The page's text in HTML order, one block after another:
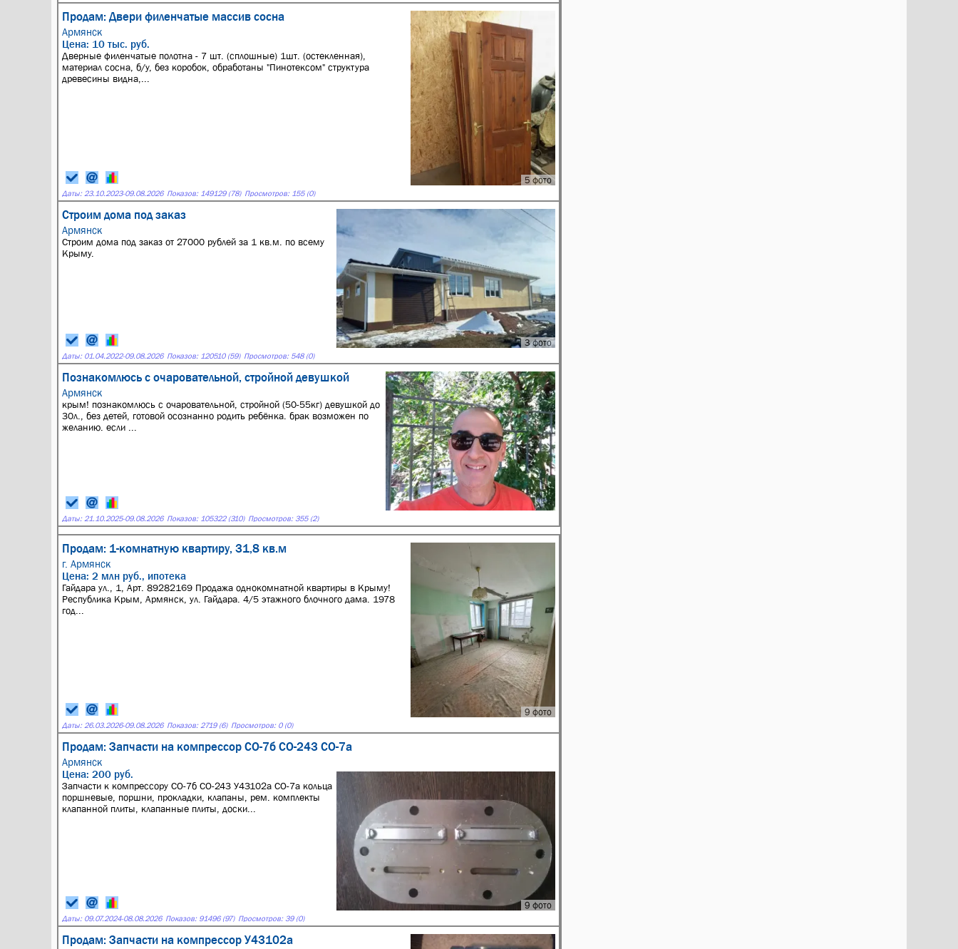
Продам: Двери филенчатые массив сосна
Армянск
5 фото
Цена: 10 тыс. руб.
Дверные филенчатые полотна - 7 шт. (сплошные) 1шт. (остекленная),
материал сосна, б/у, без коробок, обработаны "Пинотексом" структура
древесины видна,...
Даты: 23.10.2023-09.08.2026 Показов: 149129 (78) Просмотров: 155 (0)
Строим дома под заказ
Армянск
3 фото
Строим дома под заказ от 27000 рублей за 1 кв.м. по всему
Крыму.
Даты: 01.04.2022-09.08.2026 Показов: 120510 (59) Просмотров: 548 (0)
Познакомлюсь с очаровательной, стройной девушкой
Армянск
крым! познакомлюсь с очаровательной, стройной (50-55кг) девушкой до
30л., без детей, готовой осознанно родить ребёнка. брак возможен по
желанию. если ...
Даты: 21.10.2025-09.08.2026 Показов: 105322 (310) Просмотров: 355 (2)
Продам: 1-комнатную квартиру, 31,8 кв.м
г. Армянск
9 фото
Цена: 2 млн руб., ипотека
Гайдара ул., 1, Арт. 89282169 Продажа однокомнатной квартиры в Крыму!
Республика Крым, Армянск, ул. Гайдара. 4/5 этажного блочного дама. 1978
год...
Даты: 26.03.2026-09.08.2026 Показов: 2719 (6) Просмотров: 0 (0)
Продам: Запчасти на компрессор СО-7б СО-243 СО-7а
Армянск
9 фото
Цена: 200 руб.
Запчасти к компрессору СО-7б СО-243 У43102а СО-7а кольца
поршневые, поршни, прокладки, клапаны, рем. комплекты
клапанной плиты, клапанные плиты, доски...
Даты: 09.07.2024-08.08.2026 Показов: 91496 (97) Просмотров: 39 (0)
Продам: Запчасти на компрессор У43102а